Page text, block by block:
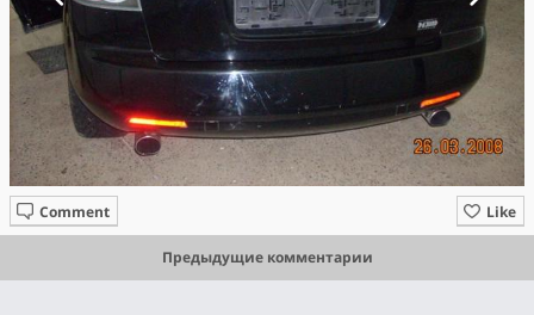
Like
Comment
Предыдущие комментарии